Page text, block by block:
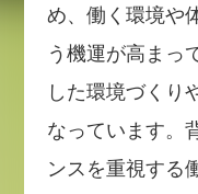
め、働く環境や
う機運が高まっ
した環境づくり
なっています。
ンスを重視する